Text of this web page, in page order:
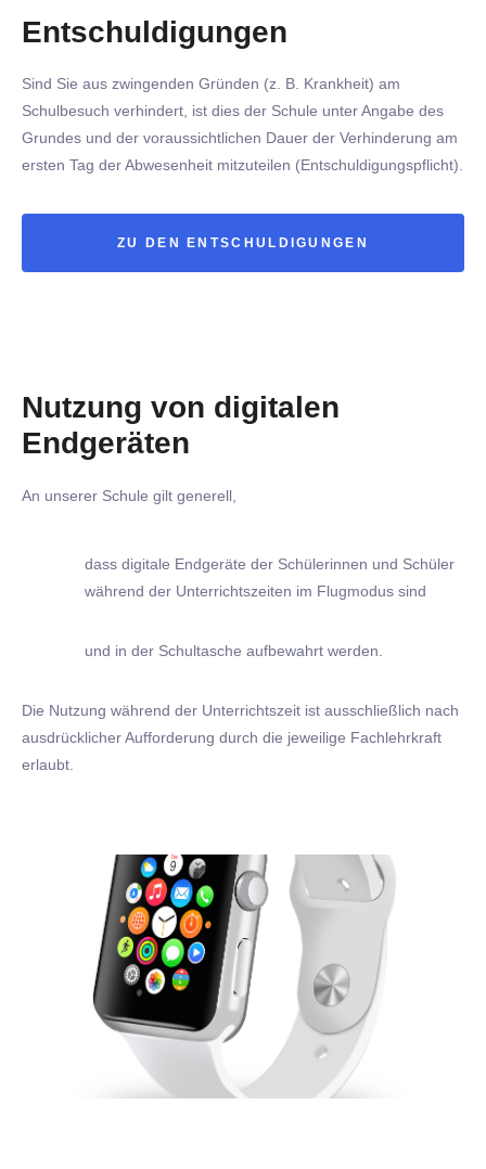
Entschuldigungen
Sind Sie aus zwingenden Gründen (z. B. Krankheit) am
Schulbesuch verhindert, ist dies der Schule unter Angabe des
Grundes und der voraussichtlichen Dauer der Verhinderung am
ersten Tag der Abwesenheit mitzuteilen (Entschuldigungspflicht).
ZU DEN ENTSCHULDIGUNGEN
Nutzung von digitalen
Endgeräten
An unserer Schule gilt generell,
dass digitale Endgeräte der Schülerinnen und Schüler
während der Unterrichtszeiten im Flugmodus sind
und in der Schultasche aufbewahrt werden.
Die Nutzung während der Unterrichtszeit ist ausschließlich nach
ausdrücklicher Aufforderung durch die jeweilige Fachlehrkraft
erlaubt.